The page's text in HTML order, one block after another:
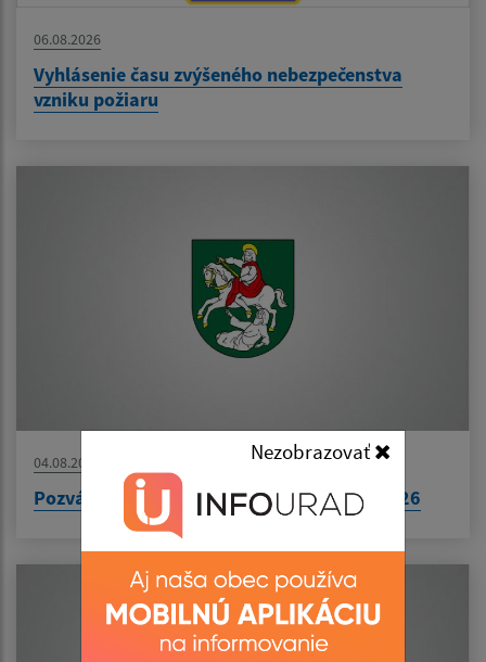
Nezobrazovať
06.08.2026
Vyhlásenie času zvýšeného nebezpečenstva
vzniku požiaru
04.08.2026
Pozvánka na zasadnutie ObZ dňa 10.08.2026